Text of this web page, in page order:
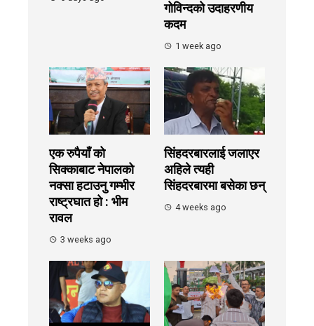
गोविन्दको उदाहरणीय
कदम
1 week ago
एक रुपैयाँ को
सिक्काबाट नेपालको
नक्सा हटाउनु गम्भीर
राष्ट्रघात हो : भीम
रावल
3 weeks ago
सिंहदरबारलाई जलाएर
अहिले त्यही
सिंहदरबारमा बसेका छन्
4 weeks ago